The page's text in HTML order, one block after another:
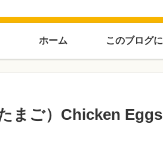
ホーム
まご）Chicken Eggs